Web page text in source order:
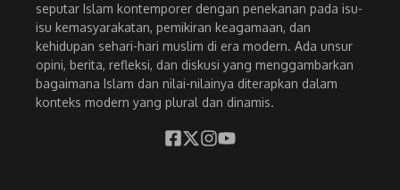
seputar Islam kontemporer dengan penekanan pada isu-
isu kemasyarakatan, pemikiran keagamaan, dan
kehidupan sehari-hari muslim di era modern. Ada unsur
opini, berita, refleksi, dan diskusi yang menggambarkan
bagaimana Islam dan nilai-nilainya diterapkan dalam
konteks modern yang plural dan dinamis.